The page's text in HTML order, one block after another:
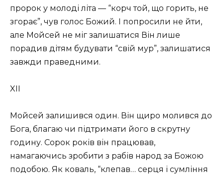
пророк у молоді літа — “корч той, що горить, не
згорає”, чув голос Божий. І попросили не йти,
але Мойсей не міг залишатися Він лише
порадив дітям будувати “свій мур”, залишатися
завжди праведними.
XII
Мойсей залишився один. Він щиро молився до
Бога, благаю чи підтримати його в скрутну
годину. Сорок років він працював,
намагаючись зробити з рабів народ за Божою
подобою. Як коваль, “клепав… серця і сумління